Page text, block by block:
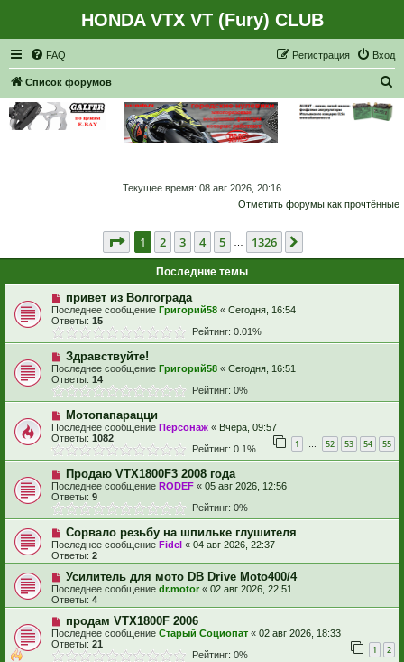
HONDA VTX VT (Fury) CLUB
FAQ Вход
Регистрация
Список форумов
Текущее время: 08 авг 2026, 20:16
Отметить форумы как прочтённые
Страница из 1326
1 2 3 4 5 1326
Последние темы
привет из Волгограда
Последнее сообщение Григорий58 « Сегодня, 16:54
Ответы: 15
Рейтинг: 0.01%
Здравствуйте!
Последнее сообщение Григорий58 « Сегодня, 16:51
Ответы: 14
Рейтинг: 0%
Мотопапарацци
Последнее сообщение Персонаж « Вчера, 09:57
Ответы: 1082 1 … 52 53 54 55
Рейтинг: 0.1%
Продаю VTX1800F3 2008 года
Последнее сообщение RODEF « 05 авг 2026, 12:56
Ответы: 9
Рейтинг: 0%
Сорвало резьбу на шпильке глушителя
Последнее сообщение Fidel « 04 авг 2026, 22:37
Ответы: 2
Усилитель для мото DB Drive Moto400/4
Последнее сообщение dr.motor « 02 авг 2026, 22:51
Ответы: 4
продам VTX1800F 2006
Последнее сообщение Старый Социопат « 02 авг 2026, 18:33
Ответы: 21 1 2
Рейтинг: 0%